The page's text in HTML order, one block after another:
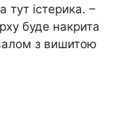
тут істерика. –
буде накрита
з вишитою